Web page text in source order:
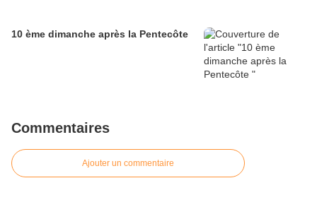
10 ème dimanche après la Pentecôte
Commentaires
Ajouter un commentaire